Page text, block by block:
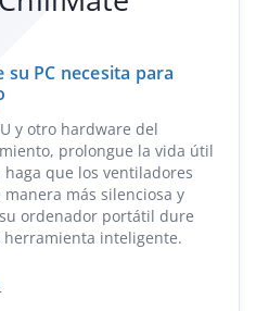
su PC necesita para
y otro hardware del
prolongue la vida útil
que los ventiladores
más silenciosa y
ordenador portátil dure
herramienta inteligente.